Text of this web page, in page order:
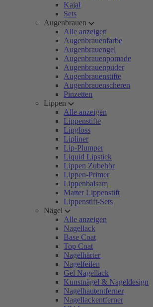
Kajal
Sets
Augenbrauen
Alle anzeigen
Augenbrauenfarbe
Augenbrauengel
Augenbrauenpomade
Augenbrauenpuder
Augenbrauenstifte
Augenbrauenscheren
Pinzetten
Lippen
Alle anzeigen
Lippenstifte
Lipgloss
Lipliner
Lip-Plumper
Liquid Lipstick
Lippen Zubehör
Lippen-Primer
Lippenbalsam
Matter Lippenstift
Lippenstift-Sets
Nägel
Alle anzeigen
Nagellack
Base Coat
Top Coat
Nagelhärter
Nagelfeilen
Gel Nagellack
Kunstnägel & Nageldesign
Nagelhautentferner
Nagellackentferner